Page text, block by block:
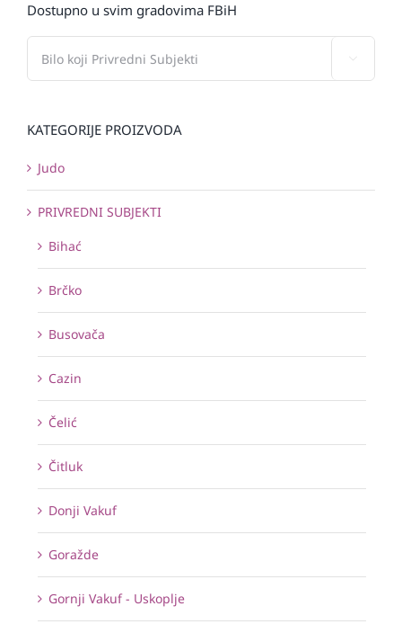
Dostupno u svim gradovima FBiH
KATEGORIJE PROIZVODA
Judo
PRIVREDNI SUBJEKTI
Bihać
Brčko
Busovača
Cazin
Čelić
Čitluk
Donji Vakuf
Goražde
Gornji Vakuf - Uskoplje